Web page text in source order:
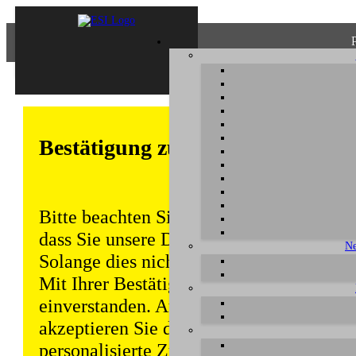
Bestätigung zum Datenschutz
Bitte beachten Sie, dass einige
dass Sie unsere Datenschutzerklärung
Solange dies nicht erfolgt, wird dieser
Mit Ihrer Bestätigung sind Sie auch mit
einverstanden. Auch unabhängig von
akzeptieren Sie durch die weitere
personalisierte Zugriffsdaten gemäß